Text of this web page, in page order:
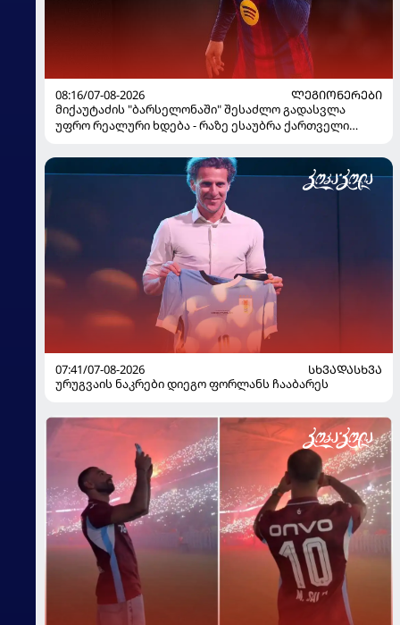
08:16/07-08-2026
ᲚᲔᲒᲘᲝᲜᲔᲠᲔᲑᲘ
მიქაუტაძის "ბარსელონაში" შესაძლო გადასვლა
უფრო რეალური ხდება - რაზე ესაუბრა ქართველი
07:41/07-08-2026
ᲡᲮᲕᲐᲓᲐᲡᲮᲕᲐ
ურუგვაის ნაკრები დიეგო ფორლანს ჩააბარეს